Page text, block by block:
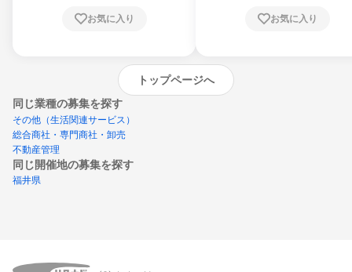
お気に入り お気に入り
トップページへ
同じ業種の募集を探す
その他（生活関連サービス）
総合商社・専門商社・卸売
不動産管理
同じ開催地の募集を探す
福井県